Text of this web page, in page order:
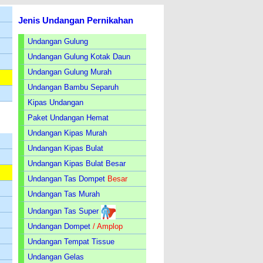
Jenis Undangan Pernikahan
Undangan Gulung
Undangan Gulung Kotak Daun
Undangan Gulung Murah
Undangan Bambu Separuh
Kipas Undangan
Paket Undangan Hemat
Undangan Kipas Murah
Undangan Kipas Bulat
Undangan Kipas Bulat Besar
Undangan Tas Dompet Besar
Undangan Tas Murah
Undangan Tas Super
Undangan Dompet / Amplop
Undangan Tempat Tissue
Undangan Gelas